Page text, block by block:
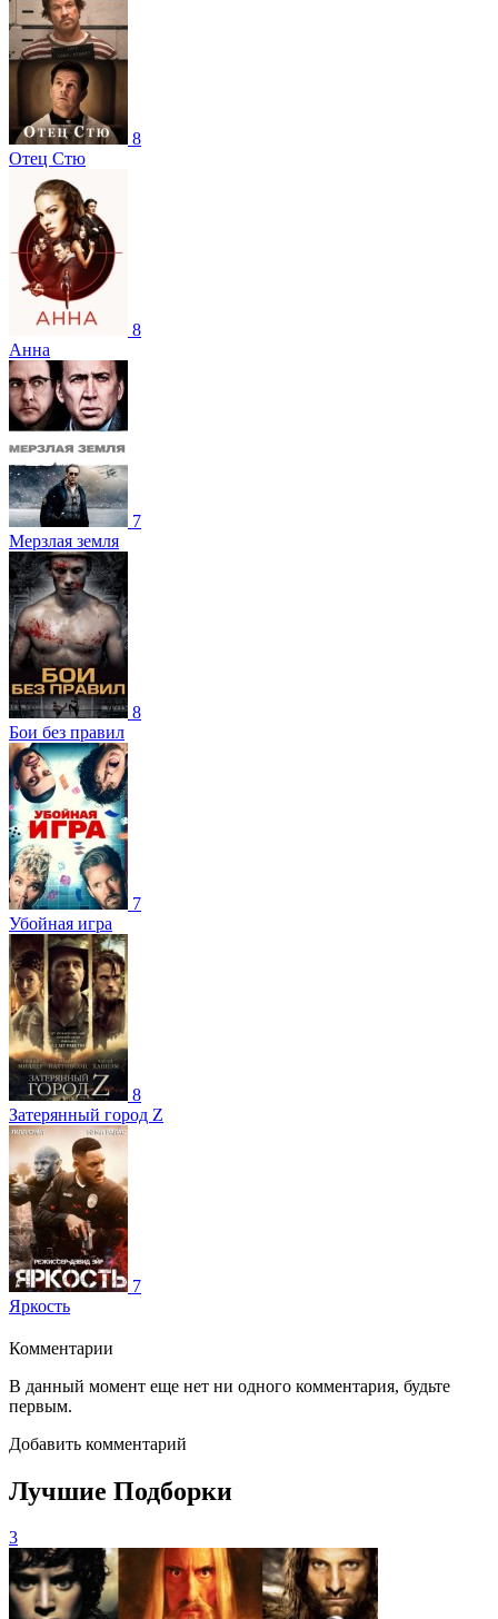
8
Отец Стю
8
Анна
7
Мерзлая земля
8
Бои без правил
7
Убойная игра
8
Затерянный город Z
7
Яркость
Комментарии
В данный момент еще нет ни одного комментария, будьте
первым.
Добавить комментарий
Лучшие Подборки
3